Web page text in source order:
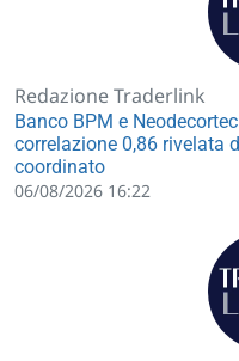
Redazione Traderlink
Banco BPM e
correlazione 0,86 rivelata
coordinato
06/08/2026 16:22